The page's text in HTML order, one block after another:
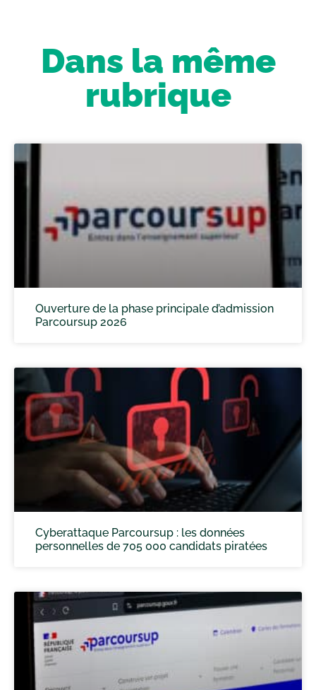
Dans la même
rubrique
Ouverture de la phase principale d’admission
Parcoursup 2026
Cyberattaque Parcoursup : les données
personnelles de 705 000 candidats piratées